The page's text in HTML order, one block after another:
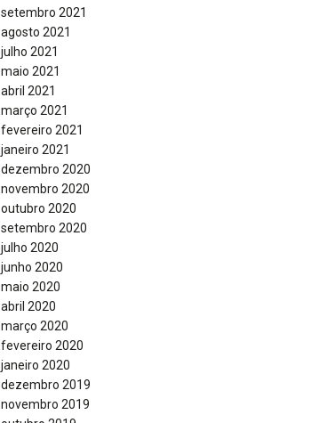
setembro 2021
agosto 2021
julho 2021
maio 2021
abril 2021
março 2021
fevereiro 2021
janeiro 2021
dezembro 2020
novembro 2020
outubro 2020
setembro 2020
julho 2020
junho 2020
maio 2020
abril 2020
março 2020
fevereiro 2020
janeiro 2020
dezembro 2019
novembro 2019